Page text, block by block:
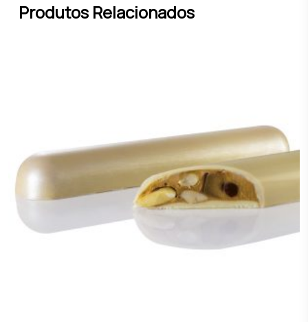
Produtos Relacionados